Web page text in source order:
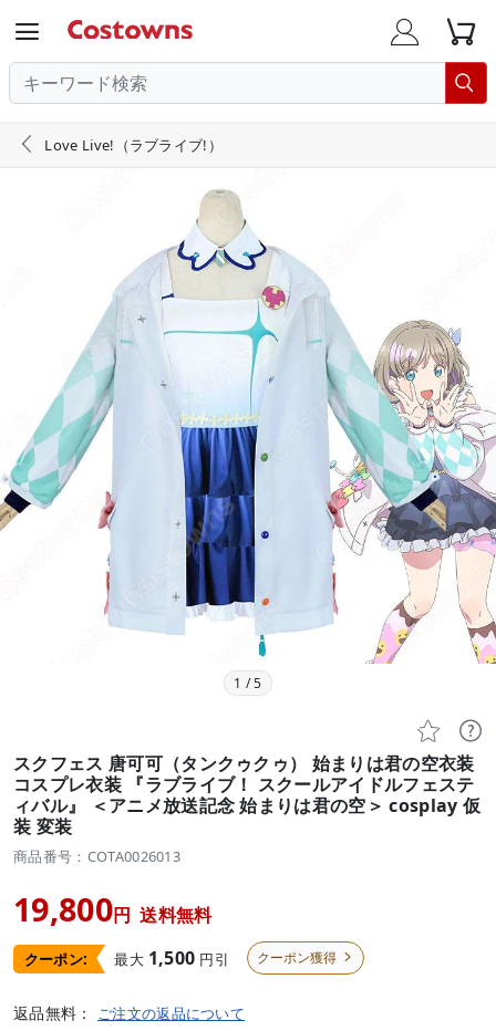
  

 Love Live!（ラブライブ!）
1 /5
 
スクフェス 唐可可（タンクゥクゥ） 始まりは君の空衣装
コスプレ衣装 『ラブライブ！ スクールアイドルフェステ
ィバル』 ＜アニメ放送記念 始まりは君の空＞ cosplay 仮
装 変装
商品番号：COTA0026013
19,800円 送料無料
クーポン: 最大 1,500 円引 クーポン獲得 
返品無料： ご注文の返品について